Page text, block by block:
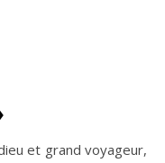
et grand voyageur,